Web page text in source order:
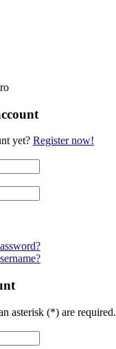
yet? Register now!
asterisk (*) are required.